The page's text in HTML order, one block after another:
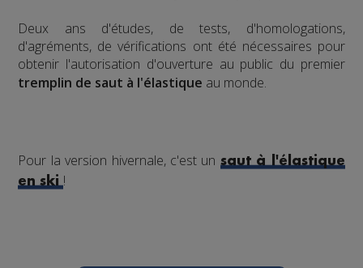
​Deux ans d'études, de tests, d'homologations,
d'agréments, de vérifications ont été nécessaires pour
obtenir l'autorisation d'ouverture au public du premier
tremplin de saut à l'élastique au monde.
Pour la version hivernale, c'est un saut à l'élastique
en ski !